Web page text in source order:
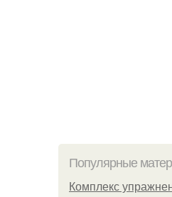
Популярные
Комплекс